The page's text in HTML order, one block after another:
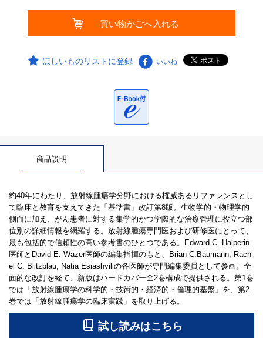
ほしいものリストに登録 いいね
商品説明
約40年にわたり、放射線腫瘍学分野における権威あるリファレンスとし
て臨床と教育を支えてきた「基準書」改訂第8版。生物学的・物理学的
側面に加え、がん患者に対する集学的かつ学際的な治療管理に役立つ部
位別の詳細情報を網羅する。放射線腫瘍専門医および研修医にとって、
最も包括的で信頼性の高い参考書のひとつである。Edward C. Halperin
医師とDavid E. Wazer医師の編集指揮のもと、Brian C.Baumann, Rach
el C. Blitzblau, Natia Esiashviliの各医師が専門編集委員として参画。全
面的な改訂を経て、新版はハードカバー全2巻構成で提供される。第1巻
では「放射線腫瘍学の科学的・技術的・経済的・倫理的基盤」を、第2
巻では「放射線腫瘍学の臨床実践」を取り上げる。